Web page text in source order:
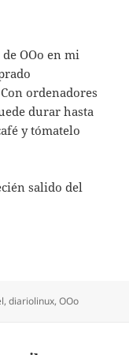
OOo en mi
ordenadores
durar hasta
y tómatelo
salido del
,diariolinux,OOo